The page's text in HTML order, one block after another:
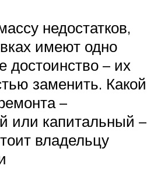
недостатков,
имеют одно
достоинство – их
заменить. Какой
–
или капитальный –
владельцу